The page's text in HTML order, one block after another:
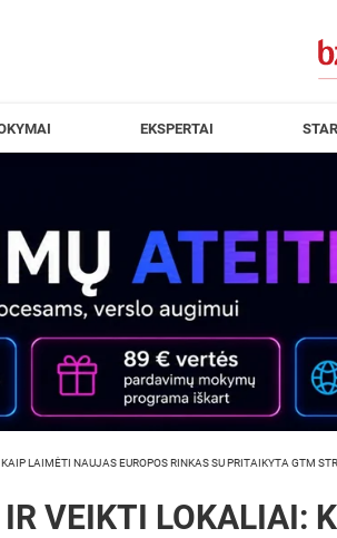
EKSPERTAI
LAIMĖTI NAUJAS EUROPOS RINKAS SU PRITAIKYTA GTM
VEIKTI LOKALIAI: